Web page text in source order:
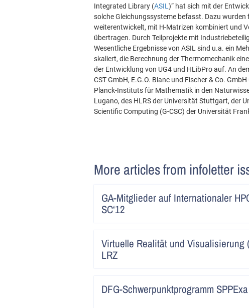
Integrated Library (ASIL )“ hat sich mit der
solche Gleichungssysteme befasst. Dazu
weiterentwickelt, mit H-Matrizen kombiniert und
übertragen. Durch Teilprojekte mit
Wesentliche Ergebnisse von ASIL sind u.a. ein
skaliert, die Berechnung der Thermomechanik
der Entwicklung von UG4 und HLibPro auf. An
CST GmbH, E.G.O. Blanc und Fischer & Co.
Planck-Instituts für Mathematik in den
Lugano, des HLRS der Universität Stuttgart, der
Scientific Computing (G-CSC) der Universität
More articles from infoletter
GA-Mitglieder auf Internationaler
SC‘12
Virtuelle Realität und Visualisierung
LRZ
DFG-Schwerpunktprogramm SPPExa